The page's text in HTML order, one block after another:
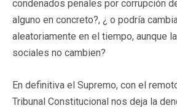
condenados penales por corrupción
alguno en concreto?, ¿ o podría
aleatoriamente en el tiempo, aunque
sociales no cambien?
En definitiva el Supremo, con el
Tribunal Constitucional nos deja la